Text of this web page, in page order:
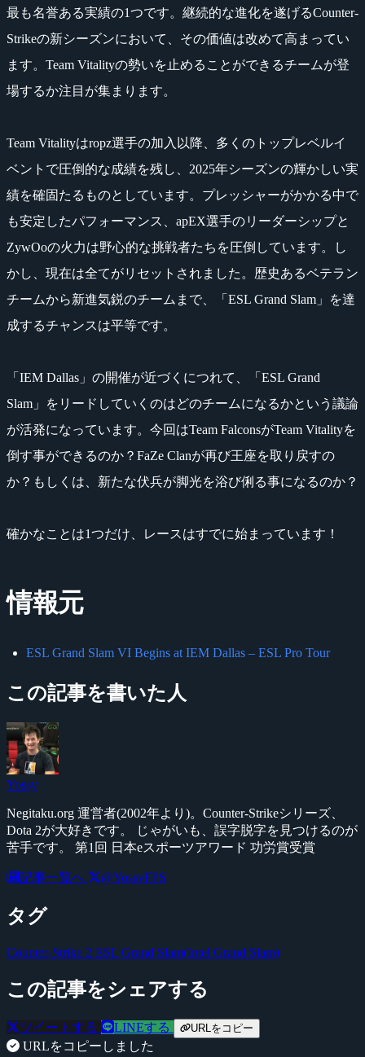
最も名誉ある実績の1つです。継続的な進化を遂げるCounter-
Strikeの新シーズンにおいて、その価値は改めて高まってい
ます。Team Vitalityの勢いを止めることができるチームが登
場するか注目が集まります。
Team Vitalityはropz選手の加入以降、多くのトップレベルイ
ベントで圧倒的な成績を残し、2025年シーズンの輝かしい実
績を確固たるものとしています。プレッシャーがかかる中で
も安定したパフォーマンス、apEX選手のリーダーシップと
ZywOoの火力は野心的な挑戦者たちを圧倒しています。し
かし、現在は全てがリセットされました。歴史あるベテラン
チームから新進気鋭のチームまで、「ESL Grand Slam」を達
成するチャンスは平等です。
「IEM Dallas」の開催が近づくにつれて、「ESL Grand
Slam」をリードしていくのはどのチームになるかという議論
が活発になっています。今回はTeam FalconsがTeam Vitalityを
倒す事ができるのか？FaZe Clanが再び王座を取り戻すの
か？もしくは、新たな伏兵が脚光を浴び俐る事になるのか？
確かなことは1つだけ、レースはすでに始まっています！
情報元
ESL Grand Slam VI Begins at IEM Dallas – ESL Pro Tour
この記事を書いた人
Yossy
Negitaku.org 運営者(2002年より)。Counter-Strikeシリーズ、
Dota 2が大好きです。 じゃがいも、誤字脱字を見つけるのが
苦手です。 第1回 日本eスポーツアワード 功労賞受賞
記事一覧へ @YossyFPS
タグ
Counter-Strike 2 ESL Grand Slam(Intel Grand Slam)
この記事をシェアする
ツイートする LINEする URLをコピー
URLをコピーしました